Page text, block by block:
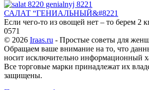
САЛАТ “ГЕНИАЛЬНЫЙ&#8221
Если чего-то из овощей нет – то берем 2
0571
© 2026 Iraas.ru - Простые советы для
Обращаем ваше внимание на то, что
носит исключительно информационный
Все торговые марки принадлежат их
защищены.